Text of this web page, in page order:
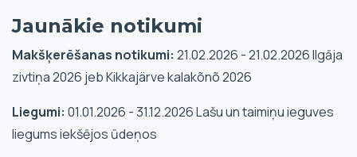
Jaunākie notikumi
Makšķerēšanas notikumi: 21.02.2026 - 21.02.2026 Ilgāja
zivtiņa 2026 jeb Kikkajärve kalakõnõ 2026
Liegumi: 01.01.2026 - 31.12.2026 Lašu un taimiņu ieguves
liegums iekšējos ūdeņos